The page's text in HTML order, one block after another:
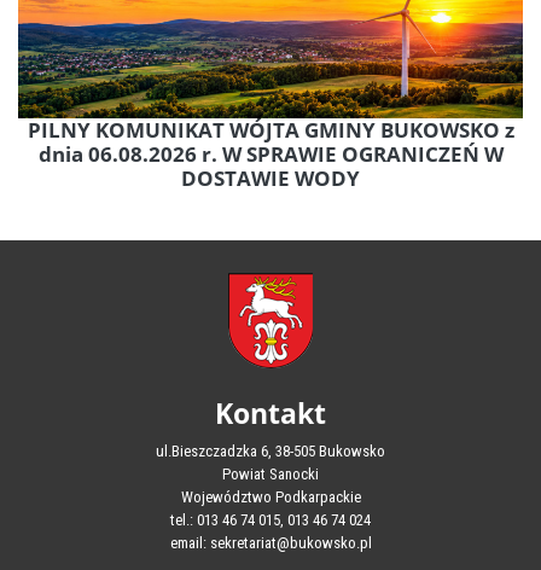
PILNY KOMUNIKAT WÓJTA GMINY BUKOWSKO z
dnia 06.08.2026 r. W SPRAWIE OGRANICZEŃ W
DOSTAWIE WODY
Kontakt
ul.Bieszczadzka 6, 38-505 Bukowsko
Powiat Sanocki
Województwo Podkarpackie
tel.: 013 46 74 015, 013 46 74 024
email: sekretariat@bukowsko.pl